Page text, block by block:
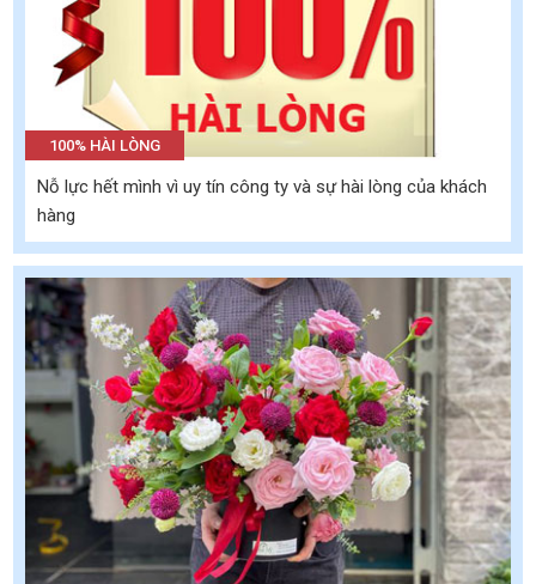
100% HÀI LÒNG
Nỗ lực hết mình vì uy tín công ty và sự hài lòng của khách
hàng